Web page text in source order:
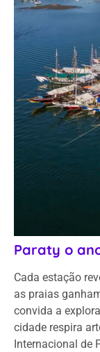
Paraty o
Cada estação
as praias
convida a
cidade respira
Internacional de